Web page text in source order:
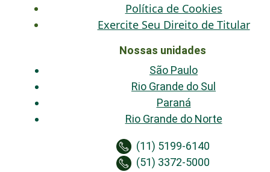
Política de Cookies
Exercite Seu Direito de Titular
Nossas unidades
São Paulo
Rio Grande do Sul
Paraná
Rio Grande do Norte
(11) 5199-6140
(51) 3372-5000